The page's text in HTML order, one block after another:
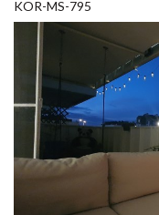
KOR-MS-795